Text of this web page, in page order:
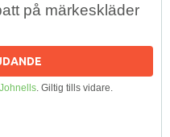
på märkeskläder
Johnells. Giltig tills vidare.